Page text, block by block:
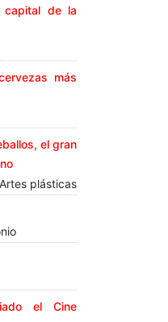
capital de la
más
el gran
plásticas
el Cine